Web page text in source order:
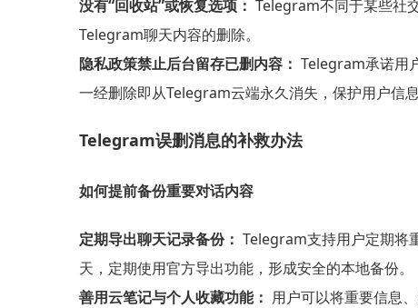
没有“回收站”或恢复选项： Telegram不同于某些社
Telegram聊天内容的删除。
隐私政策禁止后台留存已删内容： Telegram承诺用
一经删除即从Telegram云端永久消失，保护用户信息
Telegram误删消息的补救办法
如何提前备份重要对话内容
定期导出聊天记录备份： Telegram支持用户定期将
天，定期使用官方导出功能，形成安全的本地备份。
善用云笔记与个人收藏功能： 用户可以将重要信息